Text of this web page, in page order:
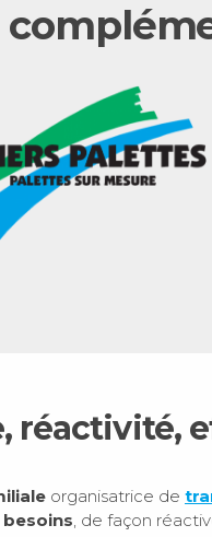
réactivité,
organisatrice de
, de façon